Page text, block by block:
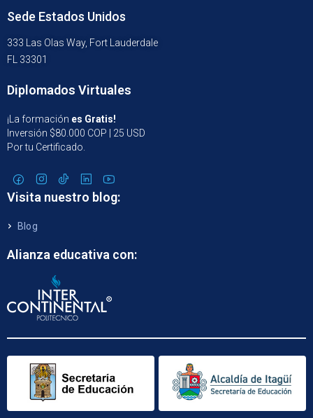
Sede Estados Unidos
333 Las Olas Way, Fort Lauderdale
FL 33301
Diplomados Virtuales
¡La formación es Gratis!
Inversión $80.000 COP | 25 USD
Por tu Certificado.
Visita nuestro blog:
Blog
Alianza educativa con: